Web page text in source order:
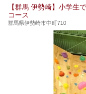
【群馬 伊勢崎】小学生
コース
群馬県伊勢崎市中町710